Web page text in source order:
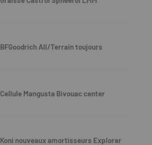
BFGoodrich All/Terrain toujours
Cellule Mangusta Bivouac center
Koni nouveaux amortisseurs Explorer